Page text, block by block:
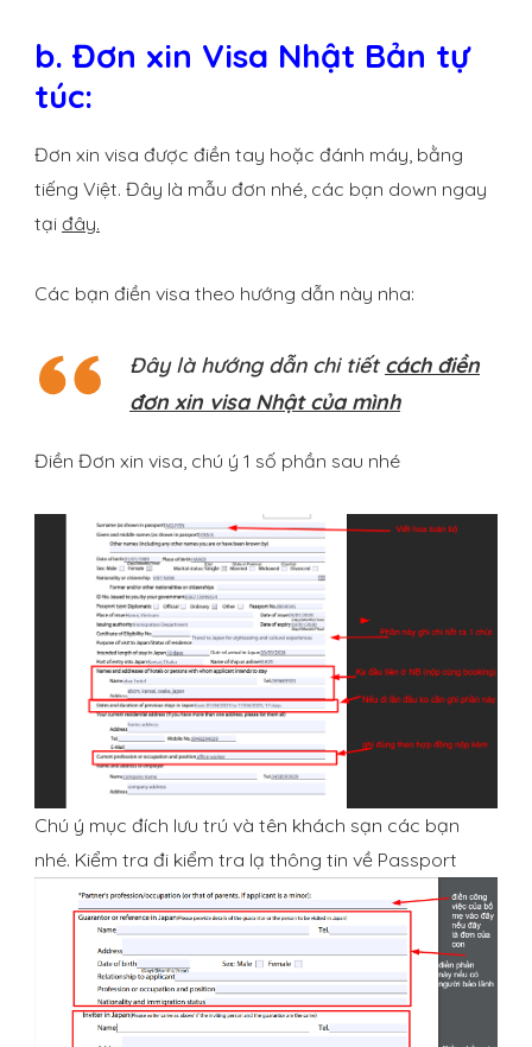
b. Đơn xin Visa Nhật Bản tự
túc:
Đơn xin visa được điền tay hoặc đánh máy, bằng
tiếng Việt. Đây là mẫu đơn nhé, các bạn down ngay
tại đây.
Các bạn điền visa theo hướng dẫn này nha:
Đây là hướng dẫn chi tiếtcách điền
đơn xin visa Nhật của mình
Điền Đơn xin visa, chú ý 1 số phần sau nhé
Chú ý mục đích lưu trú và tên khách sạn các bạn
nhé. Kiểm tra đi kiểm tra lạ thông tin về Passport